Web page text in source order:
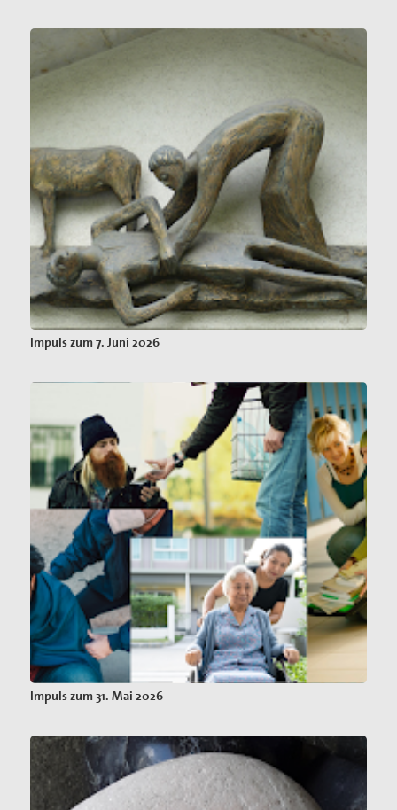
Impuls zum 7. Juni 2026
Impuls zum 31. Mai 2026